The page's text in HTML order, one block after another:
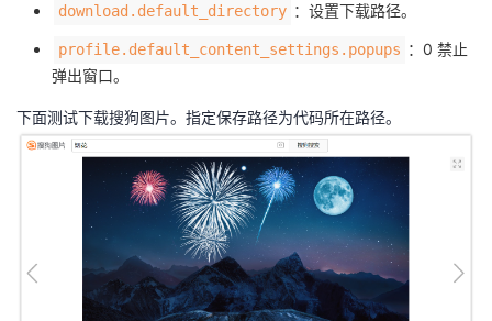
download.default_directory ：设置下载路径。
profile.default_content_settings.popups ：0 禁止
弹出窗口。
下面测试下载搜狗图片。指定保存路径为代码所在路径。